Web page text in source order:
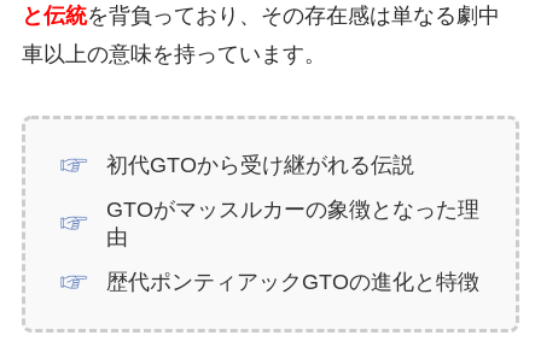
と伝統を背負っており、その存在感は単なる劇中
車以上の意味を持っています。
初代GTOから受け継がれる伝説
GTOがマッスルカーの象徴となった理
由
歴代ポンティアックGTOの進化と特徴